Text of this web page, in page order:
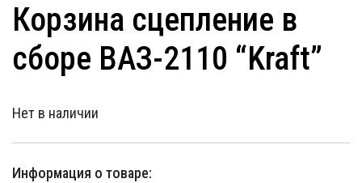
Корзина сцепление в
сборе ВАЗ-2110 “Kraft”
Нет в наличии
Информация о товаре: